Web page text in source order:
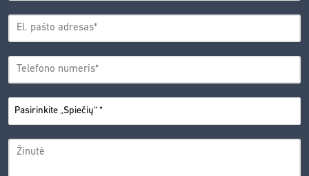
EL.
ADRESAS*
TELEFONO
NUMERIS*
PASIRINKITE
„SPIEČIŲ“*
ŽINUTĖ